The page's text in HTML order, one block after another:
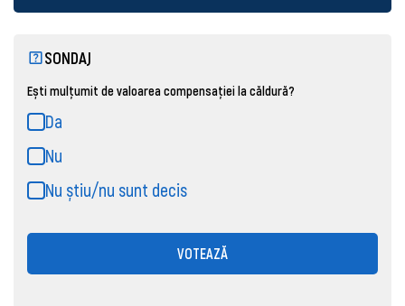
SONDAJ
Ești mulțumit de valoarea compensației la căldură?
Da
Nu
Nu știu/nu sunt decis
VOTEAZĂ